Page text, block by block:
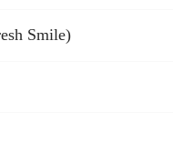
幼児期・
Smile)